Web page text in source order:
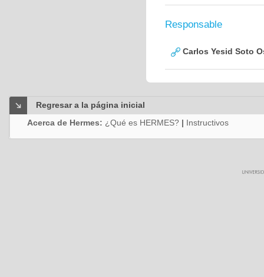
Responsable
Carlos Yesid Soto
Regresar a la página inicial
Acerca de Hermes: ¿Qué es HERMES? | Instructivos